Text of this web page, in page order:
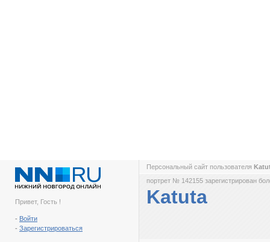
Привет, Гость !
- Войти
- Зарегистрироваться
Персональный сайт пользователя
портрет № 142155 зарегистрирован
Katuta